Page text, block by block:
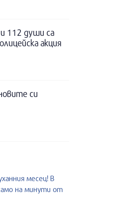
112 души са
акция
си
месец! В
на минути от